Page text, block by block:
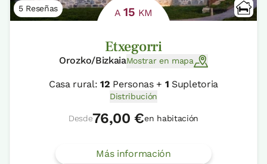
5 Reseñas A15 KM
Etxegorri
Orozko/BizkaiaMostrar en mapa
Casa rural:12 Personas + 1 Supletoria
Distribución
Desde76,00 €en habitación
Más información